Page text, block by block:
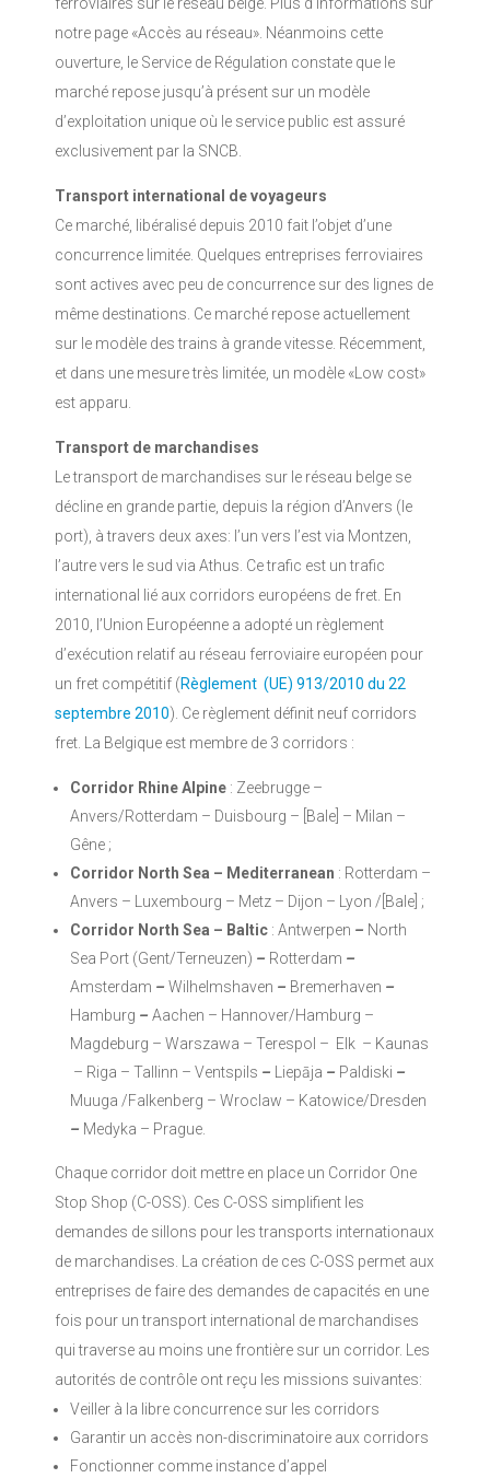
Suivi du marché -
relations
Suivi du marché -
Chiffre d'affaire du
Monitoring du
marché ferroviaire
Monitoring du
marché ferroviare
notre page «Accès au réseau». Néanmoins cette
ouverture, le Service de Régulation constate que le
marché repose jusqu’à présent sur un modèle
d’exploitation unique où le service public est assuré
exclusivement par la SNCB.
Transport international de voyageurs
Ce marché, libéralisé depuis 2010 fait l’objet d’une
concurrence limitée. Quelques entreprises ferroviaires
sont actives avec peu de concurrence sur des lignes de
même destinations. Ce marché repose actuellement
sur le modèle des trains à grande vitesse. Récemment,
et dans une mesure très limitée, un modèle «Low cost»
est apparu.
Transport de marchandises
Le transport de marchandises sur le réseau belge se
décline en grande partie, depuis la région d’Anvers (le
port), à travers deux axes: l’un vers l’est via Montzen,
l’autre vers le sud via Athus. Ce trafic est un trafic
international lié aux corridors européens de fret. En
2010, l’Union Européenne a adopté un règlement
d’exécution relatif au réseau ferroviaire européen pour
un fret compétitif (Règlement (UE) 913/2010 du 22
septembre 2010). Ce règlement définit neuf corridors
fret. La Belgique est membre de 3 corridors :
Corridor Rhine Alpine : Zeebrugge –
Anvers/Rotterdam – Duisbourg – [Bale] – Milan –
Gêne ;
Corridor North Sea – Mediterranean : Rotterdam –
Anvers – Luxembourg – Metz – Dijon – Lyon /[Bale] ;
Corridor North Sea – Baltic : Antwerpen – North
Sea Port (Gent/Terneuzen) – Rotterdam –
Amsterdam – Wilhelmshaven – Bremerhaven –
Hamburg – Aachen – Hannover/Hamburg –
Magdeburg – Warszawa – Terespol – Elk – Kaunas
– Riga – Tallinn – Ventspils – Liepāja – Paldiski –
Muuga /Falkenberg – Wroclaw – Katowice/Dresden
– Medyka – Prague.
Chaque corridor doit mettre en place un Corridor One
Stop Shop (C-OSS). Ces C-OSS simplifient les
demandes de sillons pour les transports internationaux
de marchandises. La création de ces C-OSS permet aux
entreprises de faire des demandes de capacités en une
fois pour un transport international de marchandises
qui traverse au moins une frontière sur un corridor. Les
autorités de contrôle ont reçu les missions suivantes:
Veiller à la libre concurrence sur les corridors
Garantir un accès non-discriminatoire aux corridors
Fonctionner comme instance d’appel